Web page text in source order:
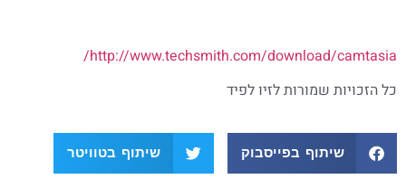
http://www.techsmith.com/download/camtasia/
כל הזכויות שמורות לזיו לפיד
שיתוף בפייסבוק שיתוף בטוויטר